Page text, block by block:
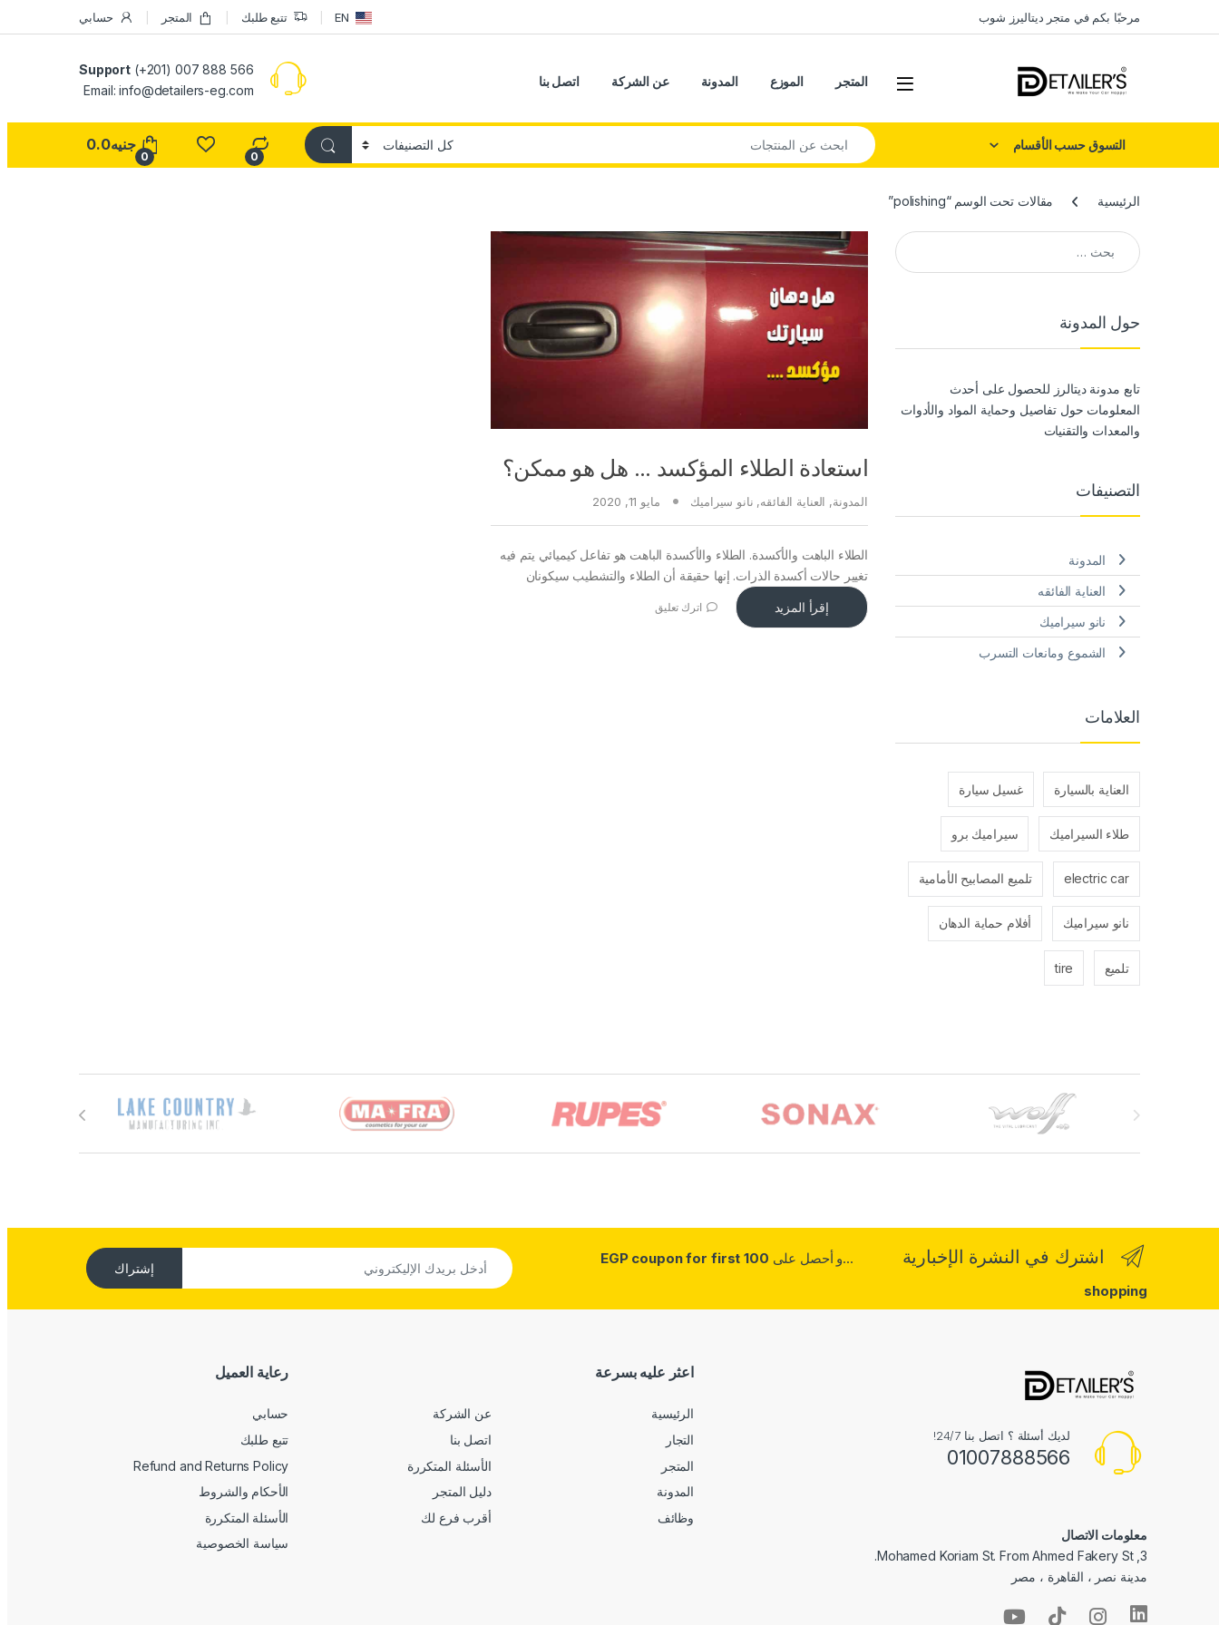
Skip to navigationمرحبًا بكم في متجر ديتاليرز شوب EN تتبع طلبك المتجر حسابي
Open المتجر الموزع المدونة عن الشركة اتصل بنا
Support (+201) 007 888 566
Email:info@detailers-eg.com
التسوق حسب الأقسام
Search for:
0
0
جنيه0.0
الرئيسية مقالات تحت الوسم “polishing”
استعادة الطلاء المؤكسد ... هل هو ممكن؟
المدونة, العناية الفائقه, نانو سيراميك مايو 11, 2020
الطلاء الباهت والأكسدة. الطلاء والأكسدة الباهت هو تفاعل كيميائي يتم فيه
تغيير حالات أكسدة الذرات. إنها حقيقة أن الطلاء والتشطيب سيكونان
إقرأ المزيد اترك تعليق
البحث عن:
حول المدونة
تابع مدونة ديتالرز للحصول على أحدث
المعلومات حول تفاصيل وحماية المواد والأدوات
والمعدات والتقنيات
التصنيفات
المدونة
العناية الفائقه
نانو سيراميك
الشموع ومانعات التسرب
العلامات
العناية بالسيارة غسيل سيارة
طلاء السيراميك سيراميك برو
electric car تلميع المصابيح الأمامية
نانو سيراميك أفلام حماية الدهان
تلميع tire
Brands Carousel
اشترك في النشرة الإخبارية ...و أحصل على
100 EGP coupon for first
shopping
إشتراك
لديك أسئلة ؟ اتصل بنا 24/7!
01007888566
معلومات الاتصال
3, Mohamed Koriam St. From Ahmed Fakery St.
مدينة نصر ، القاهرة ، مصر
اعثر عليه بسرعة
الرئيسية
التجار
المتجر
المدونة
وظائف
عن الشركة
اتصل بنا
الأسئلة المتكررة
دليل المتجر
أقرب فرع لك
رعاية العميل
حسابي
تتبع طلبك
Refund and Returns Policy
الأحكام والشروط
الأسئلة المتكررة
سياسة الخصوصية